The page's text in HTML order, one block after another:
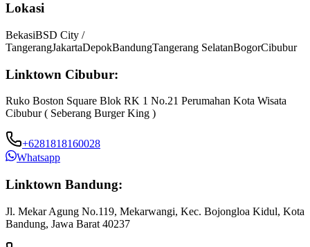
Lokasi
BekasiBSD City /
TangerangJakartaDepokBandungTangerang SelatanBogorCibubur
Linktown Cibubur:
Ruko Boston Square Blok RK 1 No.21 Perumahan Kota Wisata
Cibubur ( Seberang Burger King )
+6281818160028
Whatsapp
Linktown Bandung:
Jl. Mekar Agung No.119, Mekarwangi, Kec. Bojongloa Kidul, Kota
Bandung, Jawa Barat 40237